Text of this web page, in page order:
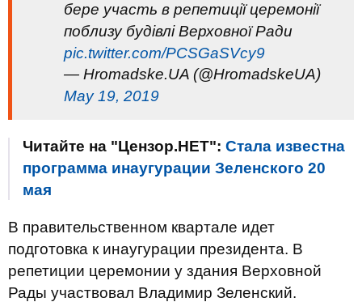
бере участь в репетиції церемонії
поблизу будівлі Верховної Ради
pic.twitter.com/PCSGaSVcy9
— Hromadske.UA (@HromadskeUA)
May 19, 2019
Читайте на "Цензор.НЕТ": Стала известна
программа инаугурации Зеленского 20
мая
В правительственном квартале идет
подготовка к инаугурации президента. В
репетиции церемонии у здания Верховной
Рады участвовал Владимир Зеленский.